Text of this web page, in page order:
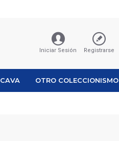
Iniciar Sesión Registrarse
CAVA OTRO COLECCIONISMO